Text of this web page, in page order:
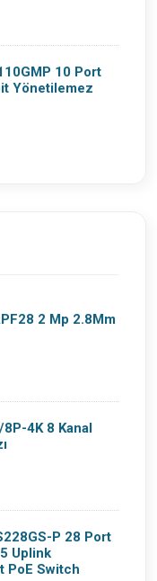
10 Port
Yönetilemez
2 Mp 2.8Mm
4K 8 Kanal
P 28 Port
Uplink
PoE Switch